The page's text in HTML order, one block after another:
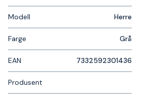
Modell Herre
Farge Grå
EAN 7332592301436
Produsent